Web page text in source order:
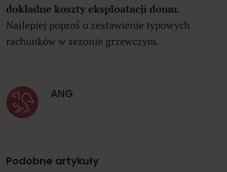
dokładne koszty eksploatacji domu.
Najlepiej poproś o zestawienie typowych
rachunków w sezonie grzewczym.
ANG
Podobne artykuły